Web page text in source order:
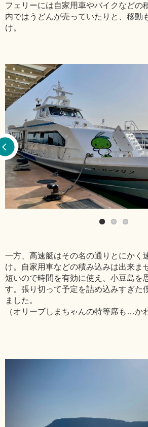
フェリーには自家用車やバイクなどの
内ではうどんが売っていたりと、移動
け。
一方、高速艇はその名の通りとにかく
け。自家用車などの積み込みは出来ま
短いので時間を有効に使え、小豆島を
す。張り切って予定を詰め込みすぎた
ました。
（オリーブしまちゃんの特等席も…か